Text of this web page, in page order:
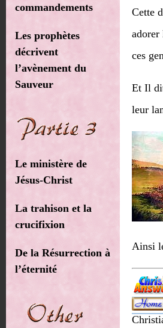
commandements
Les prophètes
décrivent
l’avènement du
Sauveur
Le ministère de
Jésus-Christ
La trahison et la
crucifixion
De la Résurrection à
l’éternité
Cette
adorer
ces
Et Il
leur
Ainsi